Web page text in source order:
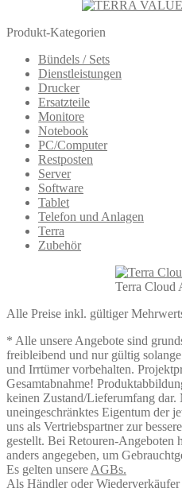
Produkt-Kategorien
Bündels / Sets
Dienstleistungen
Drucker
Ersatzteile
Monitore
Notebook
PC/Computer
Restposten
Server
Software
Tablet
Telefon und Anlagen
Terra
Zubehör
Terra Cloud
Alle Preise inkl. gültiger
* Alle unsere Angebote sind
freibleibend und nur gültig
und Irrtümer vorbehalten.
Gesamtabnahme!
keinen Zustand/Lieferumfang
uneingeschränktes Eigentum der
uns als Vertriebspartner zur
gestellt. Bei Retouren-Angeboten
anders angegeben, um
Es gelten unsere AGBs.
Als Händler oder Wiederverkäufer